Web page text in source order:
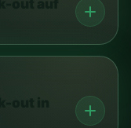
out in